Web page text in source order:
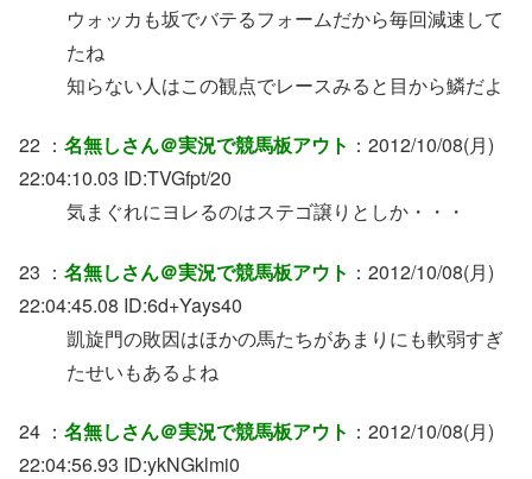
ウォッカも坂でバテるフォームだから毎回減速して
たね
知らない人はこの観点でレースみると目から鱗だよ
22 ： 名無しさん＠実況で競馬板アウト ：2012/10/08(月)
22:04:10.03 ID:TVGfpt/20
気まぐれにヨレるのはステゴ譲りとしか・・・
23 ： 名無しさん＠実況で競馬板アウト ：2012/10/08(月)
22:04:45.08 ID:6d+Yays40
凱旋門の敗因はほかの馬たちがあまりにも軟弱すぎ
たせいもあるよね
24 ： 名無しさん＠実況で競馬板アウト ：2012/10/08(月)
22:04:56.93 ID:ykNGklmi0